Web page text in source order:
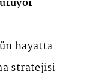
hayatta
stratejisi